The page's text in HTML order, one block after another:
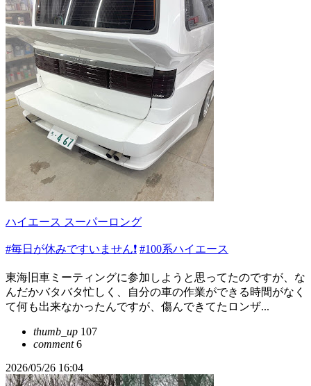
ハイエース スーパーロング
#毎日が休みですいません❗️ #100系ハイエース
東海旧車ミーティングに参加しようと思ってたのですが、な
んだかバタバタ忙しく、自分の車の作業ができる時間がなく
て何も出来なかったんですが、傷んできてたロンザ...
thumb_up 107
comment6
2026/05/26 16:04